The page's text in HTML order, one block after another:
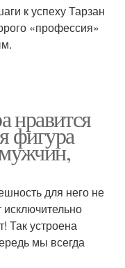
к успеху Тарзан
«профессия»
нравится
фигура
для него не
Так устроена
мы всегда